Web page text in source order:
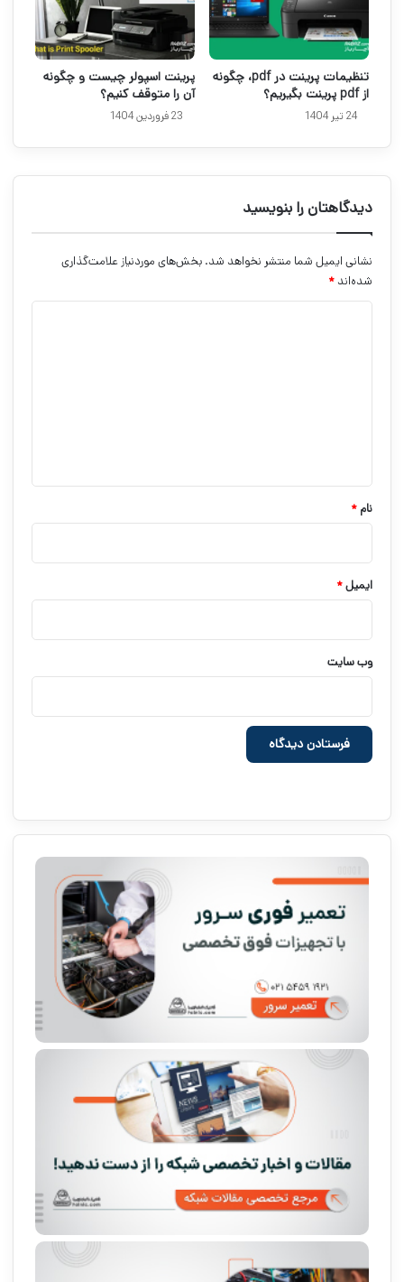
تنظیمات پرینت در pdf، چگونه
از pdf پرینت بگیریم؟
24 تیر 1404
پرینت اسپولر چیست و چگونه
آن را متوقف کنیم؟
23 فروردین 1404
دیدگاهتان را بنویسید
نشانی ایمیل شما منتشر نخواهد شد. بخش‌های موردنیاز علامت‌گذاری
شده‌اند *
نام *
ایمیل*
وب‌ سایت